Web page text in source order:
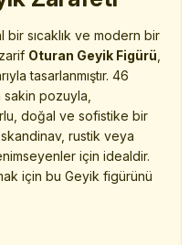
sıcaklık ve modern bir
Oturan Geyik Figürü
tasarlanmıştır. 46
pozuyla,
doğal ve sofistike bir
rustik veya
için idealdir.
için bu Geyik figürünü